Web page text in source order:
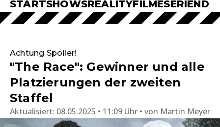
STARTSHOWSREALITYFILMESERIEN
Achtung Spoiler!
"The Race": Gewinner und alle
Platzierungen der zweiten
Staffel
Aktualisiert: 08.05.2025 • 11:09 Uhr von Martin Meyer